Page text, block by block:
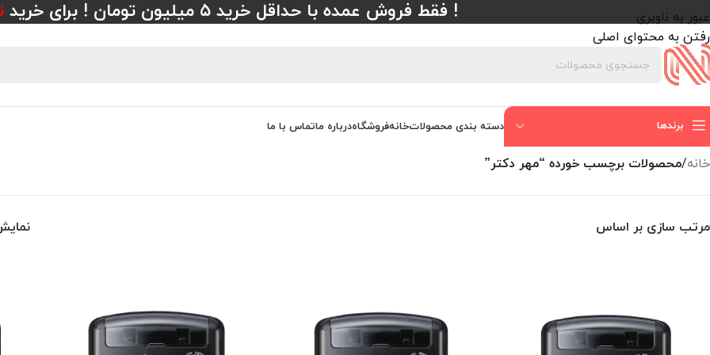
عبور به ناوبری
رفتن به محتوای اصلی
! فقط فروش عمده با حداقل خرید ۵ میلیون تومان ! برای خرید
برندها دسته بندی محصولاتخانهفروشگاهدرباره ماتماس با ما
خانه/محصولات برچسب خورده “مهر دکتر”
مرتب سازی بر اساس